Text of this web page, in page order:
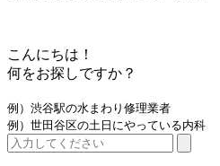
こんにちは！
何をお探しですか？
例）渋谷駅の水まわり修理業者
例）世田谷区の土日にやっている内科